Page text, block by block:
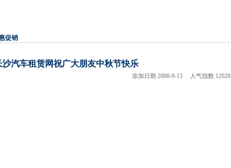
促销
沙汽车租赁网祝广大朋友中秋节快乐
添加日期:2008-9-13 人气指数:12020